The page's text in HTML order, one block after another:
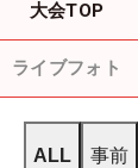
大会TOP
ライブフォト
ALL 事前